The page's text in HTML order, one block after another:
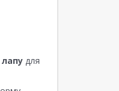
для